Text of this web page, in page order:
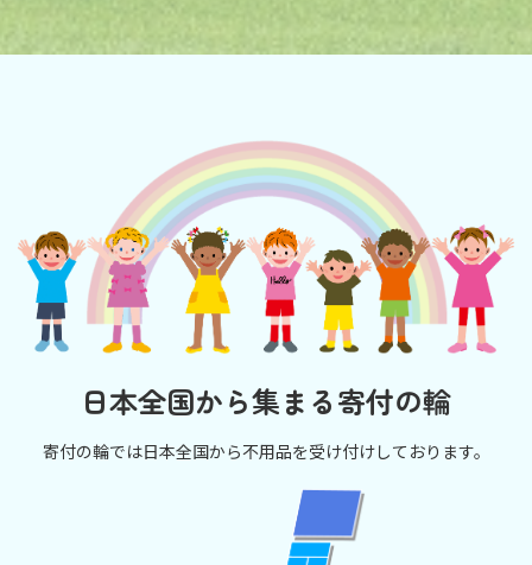
日本全国から集まる寄付の輪
寄付の輪では日本全国から不用品を受け付けしております。